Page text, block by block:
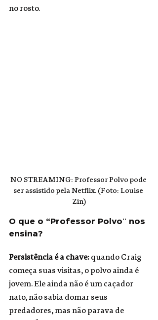
no rosto.
NO STREAMING: Professor Polvo pode
ser assistido pela Netflix. (Foto: Louise
Zin)
O que o “Professor Polvo'' nos
ensina?
Persistência é a chave: quando Craig
começa suas visitas, o polvo ainda é
jovem. Ele ainda não é um caçador
nato, não sabia domar seus
predadores, mas não parava de